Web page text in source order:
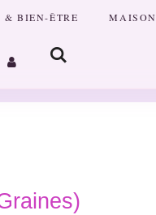
& BIEN-ÊTRE MAISON